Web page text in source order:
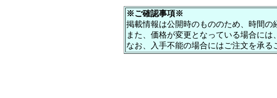
※ご確認事項※
掲載情報は公開時のもののため、時間の
また、価格が変更となっている場合に
なお、入手不能の場合にはご注文を承る